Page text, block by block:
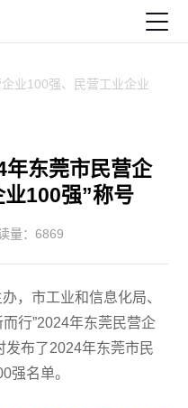
业100强、民营工业企业
年东莞市民营企
100强”称号
量：6869
市工业和信息化局、
行”2024年东莞民营企
发布了2024年东莞市民
强名单。